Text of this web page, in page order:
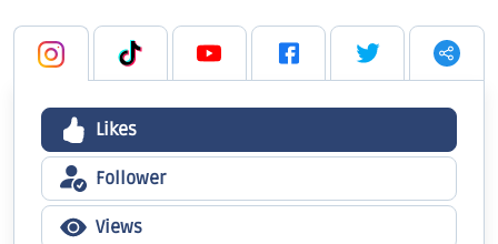
Likes
Follower
Views